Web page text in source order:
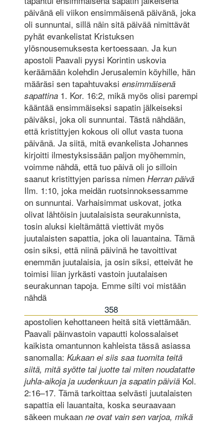
päivänä eli viikon ensimmäisenä päivänä, joka
oli sunnuntai, sillä näin sitä päivää nimittävät
pyhät evankelistat Kristuksen
ylösnousemuksesta kertoessaan. Ja kun
apostoli Paavali pyysi Korintin uskovia
keräämään kolehdin Jerusalemin köyhille, hän
määräsi sen tapahtuvaksi ensimmäisenä
sapattina1. Kor. 16:2, mikä myös olisi parempi
kääntää ensimmäiseksi sapatin jälkeiseksi
päiväksi, joka oli sunnuntai. Tästä nähdään,
että kristittyjen kokous oli ollut vasta tuona
päivänä. Ja siitä, mitä evankelista Johannes
kirjoitti ilmestyksissään paljon myöhemmin,
voimme nähdä, että tuo päivä oli jo silloin
saanut kristittyjen parissa nimen Herran päivä
Ilm. 1:10, joka meidän ruotsinnoksessamme
on sunnuntai. Varhaisimmat uskovat, jotka
olivat lähtöisin juutalaisista seurakunnista,
tosin aluksi kieltämättä viettivät myös
juutalaisten sapattia, joka oli lauantaina. Tämä
osin siksi, että niinä päivinä he tavoittivat
enemmän juutalaisia, ja osin siksi, etteivät he
toimisi liian jyrkästi vastoin juutalaisen
seurakunnan tapoja. Emme silti voi mistään
nähdä
358
apostolien kehottaneen heitä sitä viettämään.
Paavali päinvastoin vapautti kolossalaiset
kaikista omantunnon kahleista tässä asiassa
sanomalla: Kukaan ei siis saa tuomita teitä
siitä, mitä syötte tai juotte tai miten noudatatte
juhla-aikoja ja uudenkuun ja sapatin päiviäKol.
2:16–17. Tämä tarkoittaa selvästi juutalaisten
sapattia eli lauantaita, koska seuraavaan
säkeen mukaan ne ovat vain sen varjoa, mikä